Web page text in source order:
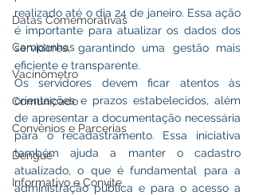
Datas Comemorativas
Campanhas
Vacinômetro
Comunicado
Convênios e Parcerias
Dengue
Informativo e Convite
realizado até o dia 24 de janeiro. Essa ação
é importante para atualizar os dados dos
servidores, garantindo uma gestão mais
eficiente e transparente.
Os servidores devem ficar atentos às
orientações e prazos estabelecidos, além
de apresentar a documentação necessária
para o recadastramento. Essa iniciativa
também ajuda a manter o cadastro
atualizado, o que é fundamental para a
administração pública e para o acesso a